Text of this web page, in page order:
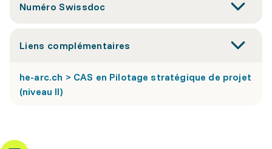
Numéro Swissdoc
Liens complémentaires
he-arc.ch > CAS en Pilotage stratégique de projet
(niveau II)